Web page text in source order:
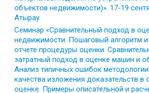
объектов недвижимости)». 17-19
Атырау
Семинар «Сравнительный подход в
недвижимости. Пошаговый алгоритм
отчете процедуры оценки.
затратный подход в оценке машин и
Анализ типичных ошибок
качества изложения доказательств в
оценке. Примеры описательной и